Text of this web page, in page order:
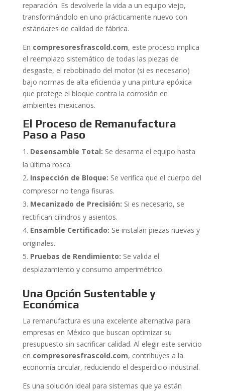
reparación. Es devolverle la vida a un equipo viejo,
transformándolo en uno prácticamente nuevo con
estándares de calidad de fábrica.
En compresoresfrascold.com, este proceso implica
el reemplazo sistemático de todas las piezas de
desgaste, el rebobinado del motor (si es necesario)
bajo normas de alta eficiencia y una pintura epóxica
que protege el bloque contra la corrosión en
ambientes mexicanos.
El Proceso de Remanufactura
Paso a Paso
Desensamble Total: Se desarma el equipo hasta
la última rosca.
Inspección de Bloque: Se verifica que el cuerpo del
compresor no tenga fisuras.
Mecanizado de Precisión: Si es necesario, se
rectifican cilindros y asientos.
Ensamble Certificado: Se instalan piezas nuevas y
originales.
Pruebas de Rendimiento: Se valida el
desplazamiento y consumo amperimétrico.
Una Opción Sustentable y
Económica
La remanufactura es una excelente alternativa para
empresas en México que buscan optimizar su
presupuesto sin sacrificar calidad. Al elegir este servicio
en compresoresfrascold.com, contribuyes a la
economía circular, reduciendo el desperdicio industrial.
Es una solución ideal para sistemas que ya están